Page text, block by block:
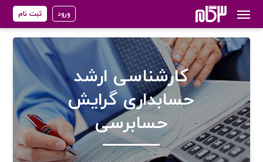
ورود ثبت نام
کارشناسی ارشد
حسابداری گرایش
حسابرسی